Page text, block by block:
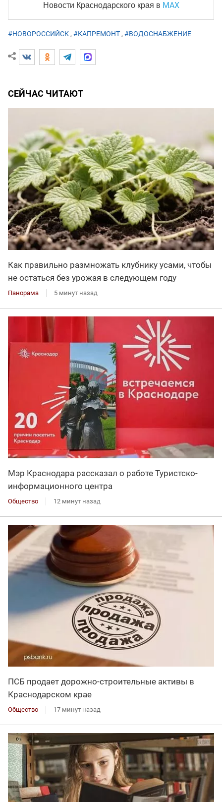
Новости Краснодарского края в MAX
#НОВОРОССИЙСК, #КАПРЕМОНТ, #ВОДОСНАБЖЕНИЕ
СЕЙЧАС ЧИТАЮТ
Как правильно размножать клубнику усами, чтобы
не остаться без урожая в следующем году
Панорама 5 минут назад
Мэр Краснодара рассказал о работе Туристско-
информационного центра
Общество 12 минут назад
ПСБ продает дорожно-строительные активы в
Краснодарском крае
Общество 17 минут назад